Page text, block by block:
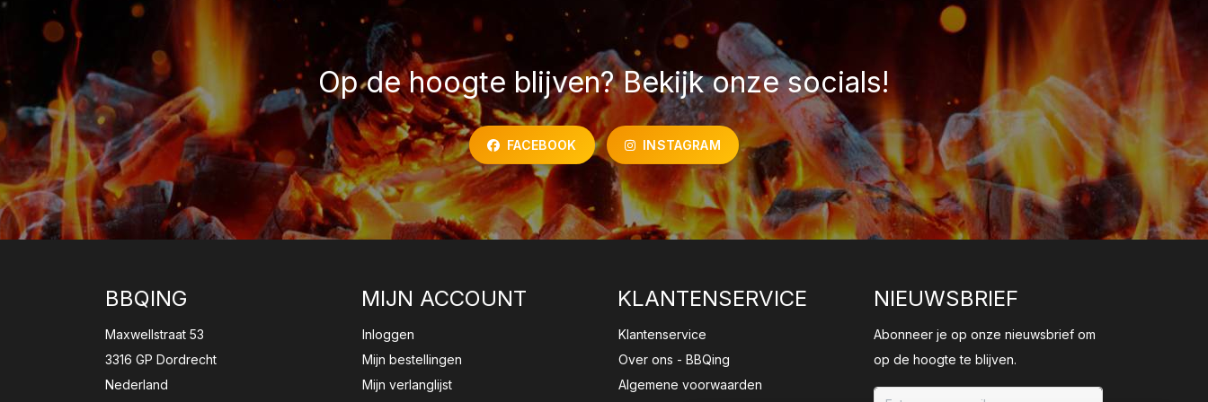
Op de hoogte blijven? Bekijk onze socials!
FACEBOOK INSTAGRAM
BBQING
Maxwellstraat 53
3316 GP Dordrecht
Nederland
MIJN ACCOUNT
Inloggen
Mijn bestellingen
Mijn verlanglijst
KLANTENSERVICE
Klantenservice
Over ons - BBQing
Algemene voorwaarden
NIEUWSBRIEF
Abonneer je op onze nieuwsbrief om
op de hoogte te blijven.